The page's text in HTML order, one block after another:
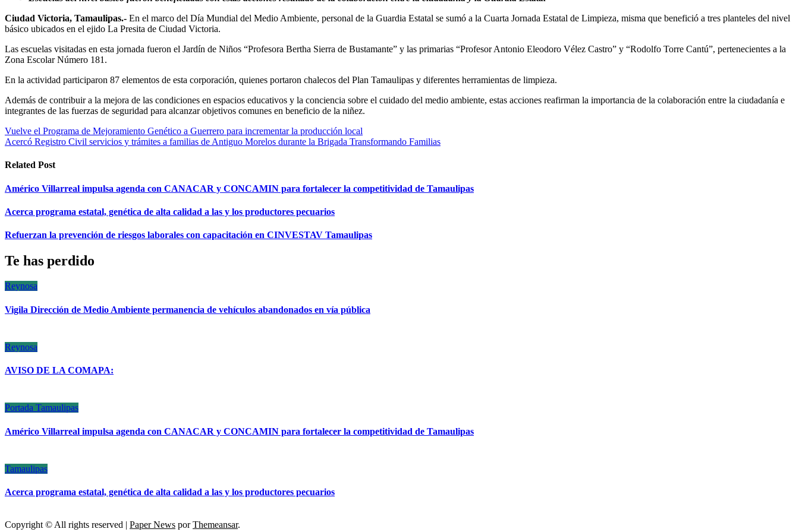
Ciudad Victoria, Tamaulipas.- En el marco del Día Mundial del Medio Ambiente, personal de la Guardia Estatal se sumó a la Cuarta Jornada Estatal de Limpieza, misma que benefició a tres planteles del nivel
básico ubicados en el ejido La Presita de Ciudad Victoria.
Las escuelas visitadas en esta jornada fueron el Jardín de Niños “Profesora Bertha Sierra de Bustamante” y las primarias “Profesor Antonio Eleodoro Vélez Castro” y “Rodolfo Torre Cantú”, pertenecientes a la
Zona Escolar Número 181.
En la actividad participaron 87 elementos de esta corporación, quienes portaron chalecos del Plan Tamaulipas y diferentes herramientas de limpieza.
Además de contribuir a la mejora de las condiciones en espacios educativos y la conciencia sobre el cuidado del medio ambiente, estas acciones reafirman la importancia de la colaboración entre la ciudadanía e
integrantes de las fuerzas de seguridad para alcanzar objetivos comunes en beneficio de la niñez.
Navegación
de
entradas
Vuelve el Programa de Mejoramiento Genético a Guerrero para incrementar la producción local
Acercó Registro Civil servicios y trámites a familias de Antiguo Morelos durante la Brigada Transformando Familias
Related Post
Américo Villarreal impulsa agenda con CANACAR y CONCAMIN para fortalecer la competitividad de Tamaulipas
Acerca programa estatal, genética de alta calidad a las y los productores pecuarios
Refuerzan la prevención de riesgos laborales con capacitación en CINVESTAV Tamaulipas
Te has perdido
Reynosa
Vigila Dirección de Medio Ambiente permanencia de vehículos abandonados en vía pública
Reynosa
AVISO DE LA COMAPA:
Portada Tamaulipas
Américo Villarreal impulsa agenda con CANACAR y CONCAMIN para fortalecer la competitividad de Tamaulipas
Tamaulipas
Acerca programa estatal, genética de alta calidad a las y los productores pecuarios
Copyright © All rights reserved | Paper News porThemeansar.